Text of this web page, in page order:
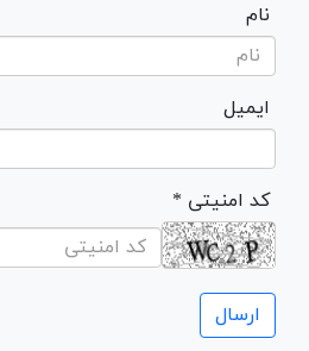
نام
ایمیل
* کد امنیتی